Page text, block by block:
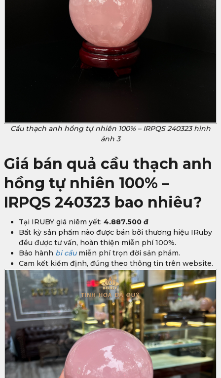
Cầu thạch anh hồng tự nhiên 100% – IRPQS 240323 hình
ảnh 3
Giá bán quả cầu thạch anh
hồng tự nhiên 100% –
IRPQS 240323 bao nhiêu?
Tại IRUBY giá niêm yết: 4.887.500 đ
Bất kỳ sản phẩm nào được bán bởi thương hiệu IRuby
đều được tư vấn, hoàn thiện miễn phí 100%.
Bảo hành bi cầumiễn phí trọn đời sản phẩm.
Cam kết kiểm định, đúng theo thông tin trên website.